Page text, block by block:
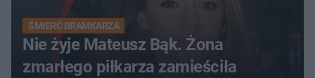
ŚMIERĆ BRAMKARZA
Nie żyje Mateusz Bąk. Żona
zmarłego piłkarza zamieściła